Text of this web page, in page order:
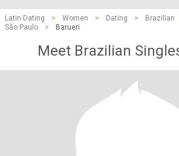
Latin Dating > Women > Dating > Brazilian
São Paulo
> Barueri
Meet Brazilian